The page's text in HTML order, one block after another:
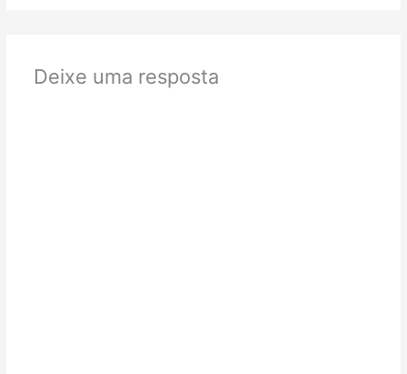
Deixe uma resposta